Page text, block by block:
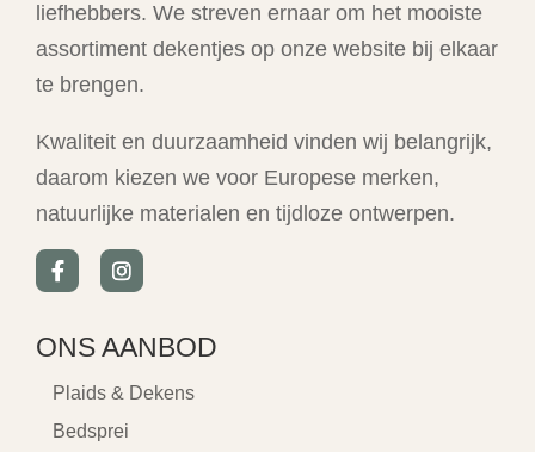
liefhebbers. We streven ernaar om het mooiste
assortiment dekentjes op onze website bij elkaar
te brengen.
Kwaliteit en duurzaamheid vinden wij belangrijk,
daarom kiezen we voor Europese merken,
natuurlijke materialen en tijdloze ontwerpen.
ONS AANBOD
Plaids & Dekens
Bedsprei